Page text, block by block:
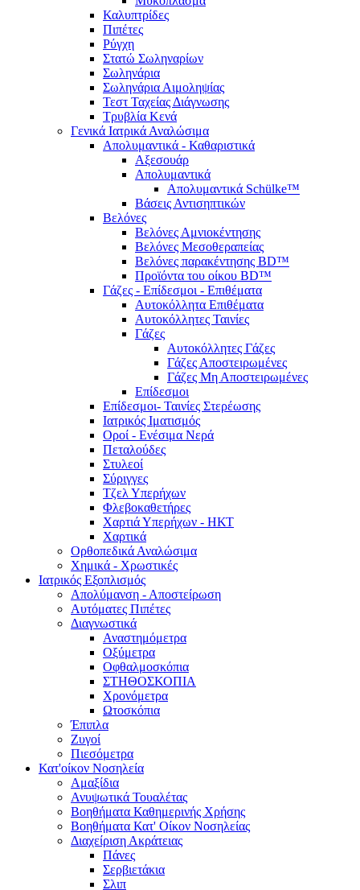
Καλυπτρίδες
Πιπέτες
Ρύγχη
Στατώ Σωληναρίων
Σωληνάρια
Σωληνάρια Αιμοληψίας
Τεστ Ταχείας Διάγνωσης
Τρυβλία Κενά
Γενικά Ιατρικά Αναλώσιμα
Απολυμαντικά - Καθαριστικά
Αξεσουάρ
Απολυμαντικά
Απολυμαντικά Schülke™
Βάσεις Αντισηπτικών
Βελόνες
Βελόνες Αμνιοκέντησης
Βελόνες Μεσοθεραπείας
Βελόνες παρακέντησης BD™
Προϊόντα του οίκου BD™
Γάζες - Επίδεσμοι - Επιθέματα
Αυτοκόλλητα Επιθέματα
Αυτοκόλλητες Ταινίες
Γάζες
Αυτοκόλλητες Γάζες
Γάζες Αποστειρωμένες
Γάζες Μη Αποστειρωμένες
Επίδεσμοι
Επίδεσμοι- Ταινίες Στερέωσης
Ιατρικός Ιματισμός
Οροί - Ενέσιμα Νερά
Πεταλούδες
Στυλεοί
Σύριγγες
Τζελ Υπερήχων
Φλεβοκαθετήρες
Χαρτιά Υπερήχων - ΗΚΤ
Χαρτικά
Ορθοπεδικά Αναλώσιμα
Χημικά - Χρωστικές
Ιατρικός Εξοπλισμός
Απολύμανση - Αποστείρωση
Αυτόματες Πιπέτες
Διαγνωστικά
Αναστημόμετρα
Οξύμετρα
Οφθαλμοσκόπια
ΣΤΗΘΟΣΚΟΠΙΑ
Χρονόμετρα
Ωτοσκόπια
Έπιπλα
Ζυγοί
Πιεσόμετρα
Κατ'οίκον Νοσηλεία
Αμαξίδια
Ανυψωτικά Τουαλέτας
Βοηθήματα Καθημερινής Χρήσης
Βοηθήματα Κατ' Οίκον Νοσηλείας
Διαχείριση Ακράτειας
Πάνες
Σερβιετάκια
Σλιπ